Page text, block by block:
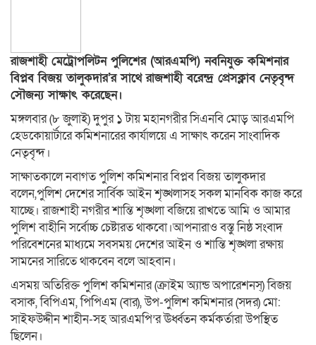
রাজশাহী মেট্রোপলিটন পুলিশের (আরএমপি) নবনিযুক্ত কমিশনার
বিপ্লব বিজয় তালুকদার’র সাথে রাজশাহী বরেন্দ্র প্রেসক্লাব নেতৃবৃন্দ
সৌজন্য সাক্ষাৎ করেছেন।
মঙ্গলবার (৮ জুলাই) দুপুর ১ টায় মহানগরীর সিএনবি মোড় আরএমপি
হেডকোয়ার্টারে কমিশনারের কার্যালয়ে এ সাক্ষাৎ করেন সাংবাদিক
নেতৃবৃন্দ।
সাক্ষাতকালে নবাগত পুলিশ কমিশনার বিপ্লব বিজয় তালুকদার
বলেন,পুলিশ দেশের সার্বিক আইন শৃঙ্খলাসহ সকল মানবিক কাজ করে
যাচ্ছে। রাজশাহী নগরীর শান্তি শৃঙ্খলা বজিয়ে রাখতে আমি ও আমার
পুলিশ বাহীনি সর্বোচ্চ চেষ্টারত থাকবো।আপনারাও বস্তু নিষ্ঠ সংবাদ
পরিবেশনের মাধ্যমে সবসময় দেশের আইন ও শান্তি শৃঙ্খলা রক্ষায়
সামনের সারিতে থাকবেন বলে আহবান।
এসময় অতিরিক্ত পুলিশ কমিশনার (ক্রাইম অ্যান্ড অপারেশনস্) বিজয়
বসাক, বিপিএম, পিপিএম (বার), উপ-পুলিশ কমিশনার (সদর) মো:
সাইফউদ্দীন শাহীন-সহ আরএমপি’র ঊর্ধ্বতন কর্মকর্তারা উপস্থিত
ছিলেন।